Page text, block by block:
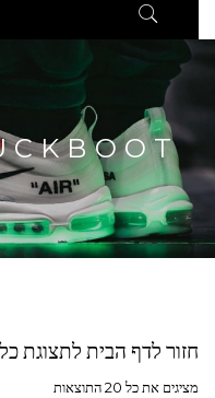
חזור לדף הבית לתצוגת
מציגים את כל ⁦20⁩ התוצאות